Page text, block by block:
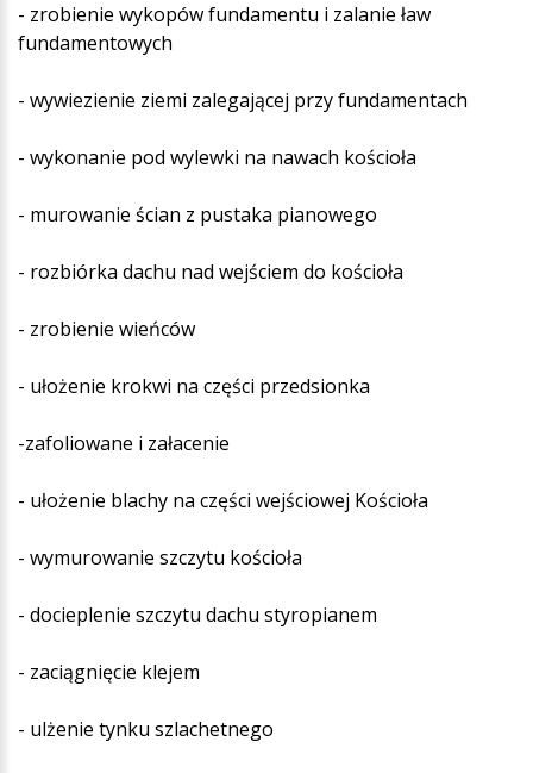
- zrobienie wykopów fundamentu i zalanie ław
fundamentowych
- wywiezienie ziemi zalegającej przy fundamentach
- wykonanie pod wylewki na nawach kościoła
- murowanie ścian z pustaka pianowego
- rozbiórka dachu nad wejściem do kościoła
- zrobienie wieńców
- ułożenie krokwi na części przedsionka
-zafoliowane i załacenie
- ułożenie blachy na części wejściowej Kościoła
- wymurowanie szczytu kościoła
- docieplenie szczytu dachu styropianem
- zaciągnięcie klejem
- ulżenie tynku szlachetnego